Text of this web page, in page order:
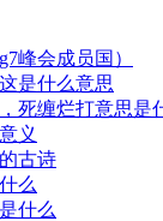
峰会成员国）
是什么意思
死缠烂打意思是
义
古诗
么
什么